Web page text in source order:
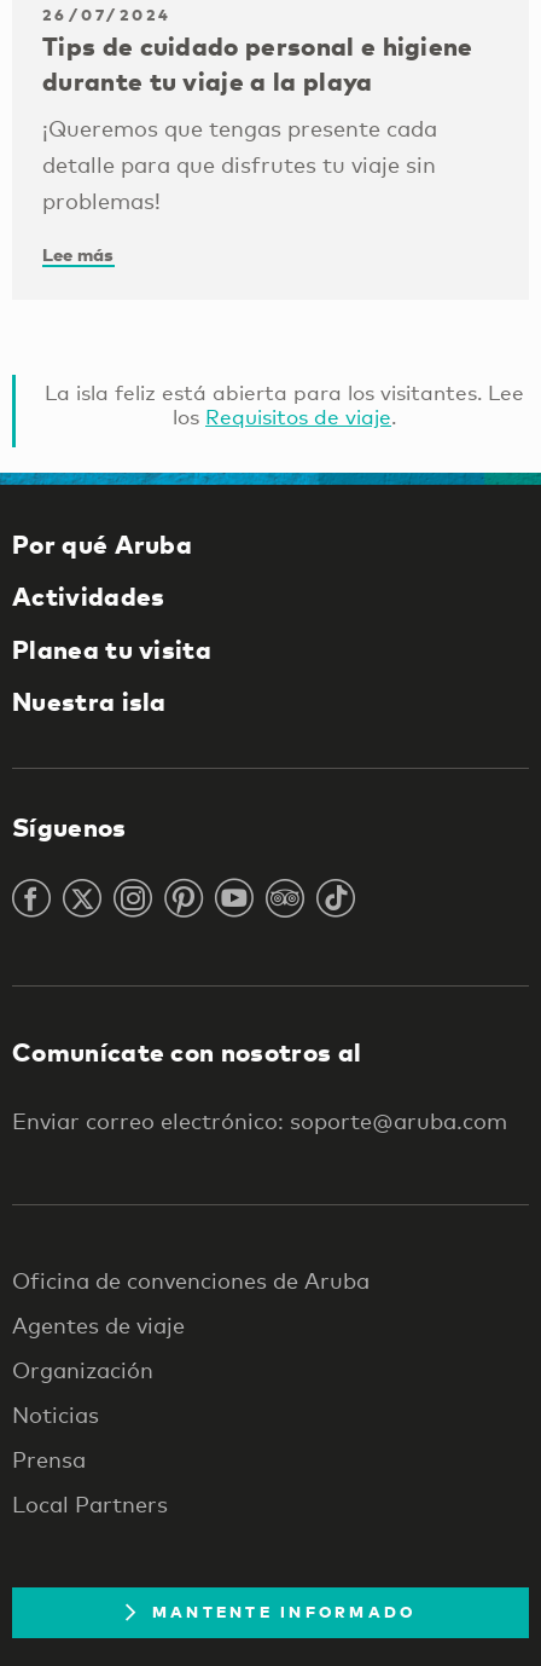
26/07/2024
Tips de cuidado personal e higiene
durante tu viaje a la playa
¡Queremos que tengas presente cada
detalle para que disfrutes tu viaje sin
problemas!
Lee más
La isla feliz está abierta para los visitantes. Lee
los Requisitos de viaje.
Por qué Aruba
Actividades
Planea tu visita
Nuestra isla
Síguenos
Comunícate con nosotros al
Enviar correo electrónico: soporte@aruba.com
Oficina de convenciones de Aruba
Agentes de viaje
Organización
Noticias
Prensa
Local Partners
MANTENTE INFORMADO